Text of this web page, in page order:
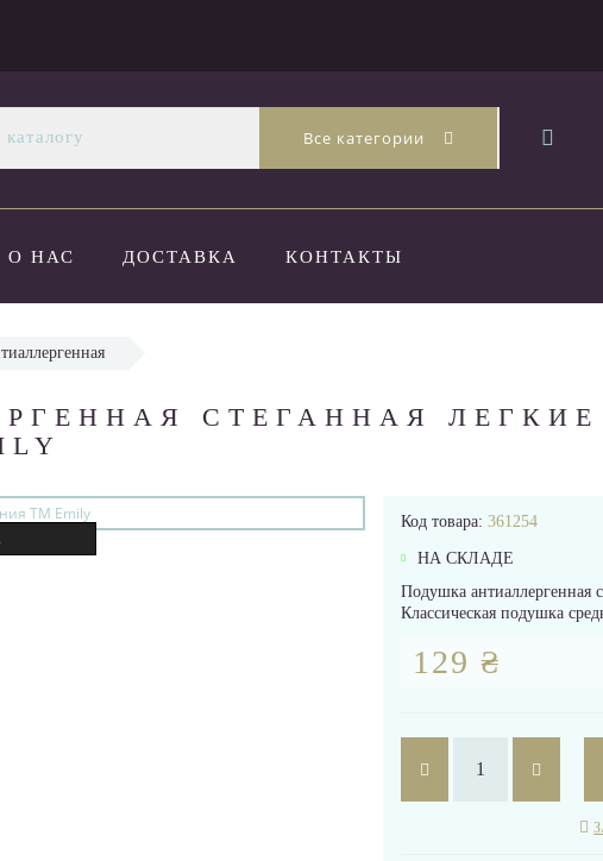
Все категории
О НАС ДОСТАВКА КОНТАКТЫ
СТЕГАННАЯ ЛЕГКИЕ
Код товара: 361254
НА СКЛАДЕ
Подушка антиаллергенная
Классическая подушка
129 ₴